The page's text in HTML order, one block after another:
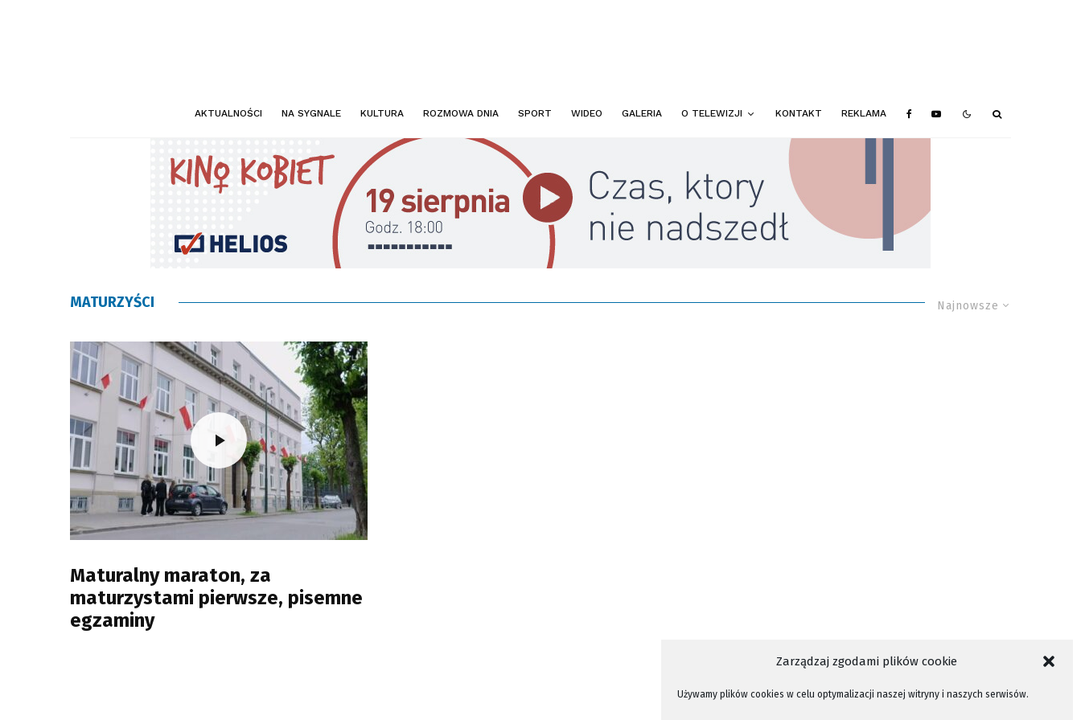
Zarządzaj zgodami plików cookie
Używamy plików cookies w celu optymalizacji naszej witryny i naszych serwisów.
AKTUALNOŚCI NA SYGNALE KULTURA ROZMOWA DNIA SPORT WIDEO GALERIA O TELEWIZJI KONTAKT REKLAMA
Najnowsze
MATURZYŚCI
Maturalny maraton, za
maturzystami pierwsze, pisemne
egzaminy